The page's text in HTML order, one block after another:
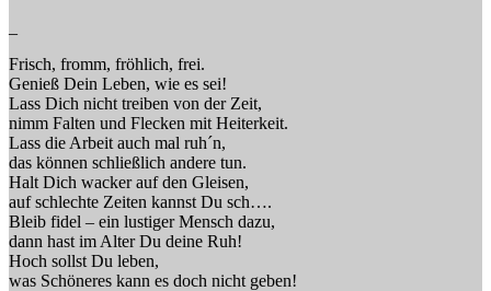
Frisch, fromm, fröhlich, frei.
Genieß Dein Leben, wie es sei!
Lass Dich nicht treiben von der Zeit,
nimm Falten und Flecken mit Heiterkeit.
Lass die Arbeit auch mal ruh´n,
das können schließlich andere tun.
Halt Dich wacker auf den Gleisen,
auf schlechte Zeiten kannst Du sch….
Bleib fidel – ein lustiger Mensch dazu,
dann hast im Alter Du deine Ruh!
Hoch sollst Du leben,
was Schöneres kann es doch nicht geben!